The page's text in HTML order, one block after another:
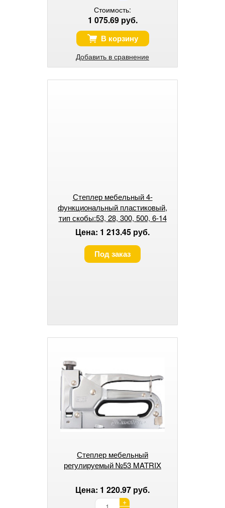
Стоимость:
1 075.69 руб.
В корзину
Добавить в сравнение
Степлер мебельный 4-
функциональный пластиковый,
тип скобы:53, 28, 300, 500, 6-14
мм// MATRIX MASTER
Цена: 1 213.45 руб.
Под заказ
Степлер мебельный
регулируемый №53 MATRIX
Цена: 1 220.97 руб.
+